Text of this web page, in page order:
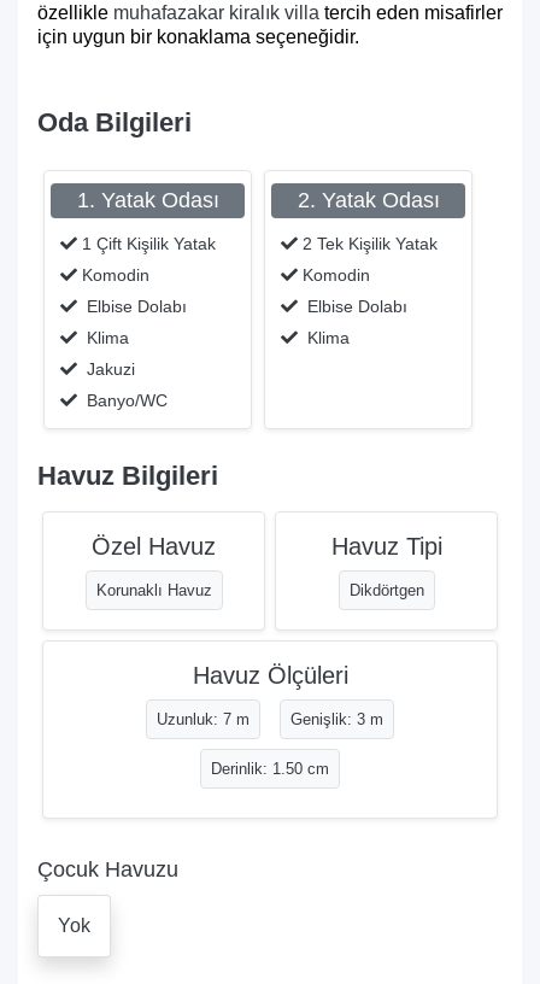
özellikle muhafazakar kiralık villa tercih eden misafirler
için uygun bir konaklama seçeneğidir.
Oda Bilgileri
1. Yatak Odası
1 Çift Kişilik Yatak
Komodin
Elbise Dolabı
Klima
Jakuzi
Banyo/WC
2. Yatak Odası
2 Tek Kişilik Yatak
Komodin
Elbise Dolabı
Klima
Havuz Bilgileri
Özel Havuz
Korunaklı Havuz
Havuz Tipi
Dikdörtgen
Havuz Ölçüleri
Uzunluk: 7 m Genişlik: 3 m
Derinlik: 1.50 cm
Çocuk Havuzu
Yok